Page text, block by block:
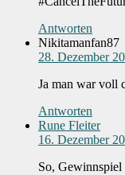
Antworten
Nikitamanfan87
28. Dezember
Ja man war voll
Antworten
Rune Fleiter
16. Dezember
So,